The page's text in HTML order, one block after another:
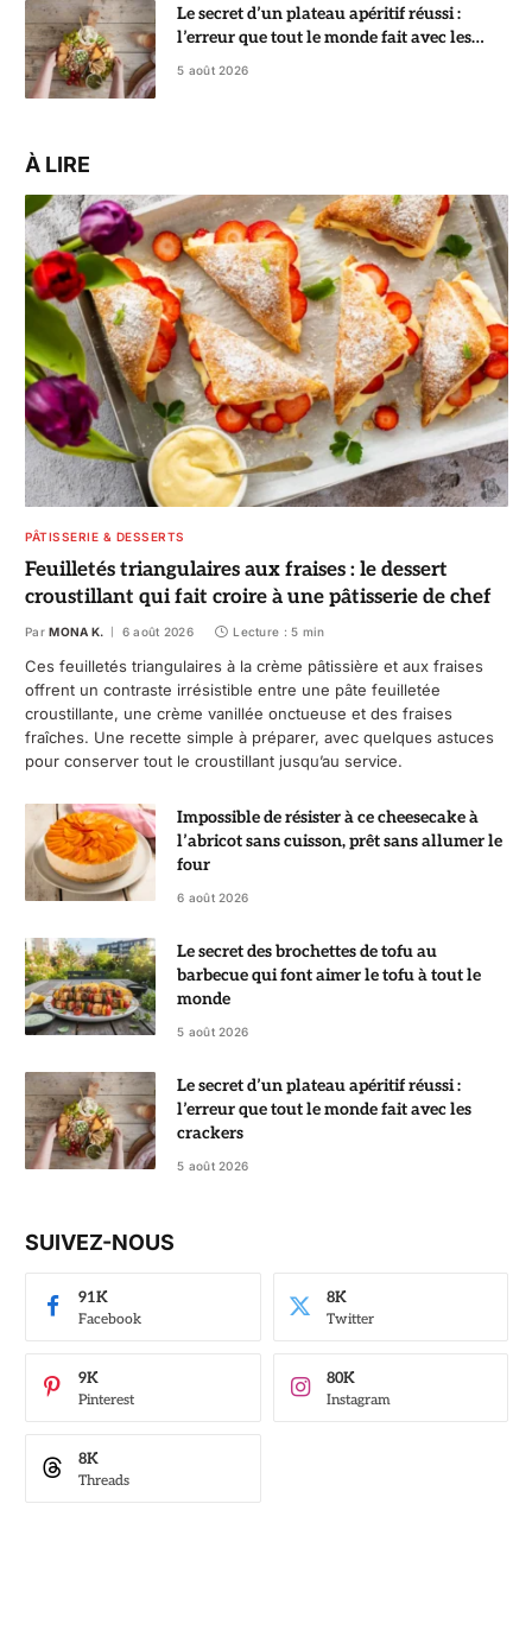
Le secret d’un plateau apéritif réussi :
l’erreur que tout le monde fait avec les
crackers
5 août 2026
À LIRE
PÂTISSERIE & DESSERTS
Feuilletés triangulaires aux fraises : le dessert
croustillant qui fait croire à une pâtisserie de chef
Par MONA K. 6 août 2026 Lecture : 5 min
Ces feuilletés triangulaires à la crème pâtissière et aux fraises
offrent un contraste irrésistible entre une pâte feuilletée
croustillante, une crème vanillée onctueuse et des fraises
fraîches. Une recette simple à préparer, avec quelques astuces
pour conserver tout le croustillant jusqu’au service.
Impossible de résister à ce cheesecake à
l’abricot sans cuisson, prêt sans allumer le
four
6 août 2026
Le secret des brochettes de tofu au
barbecue qui font aimer le tofu à tout le
monde
5 août 2026
Le secret d’un plateau apéritif réussi :
l’erreur que tout le monde fait avec les
crackers
5 août 2026
SUIVEZ-NOUS
Facebook
91K
Twitter
8K
Pinterest
9K
Instagram
80K
Threads
8K